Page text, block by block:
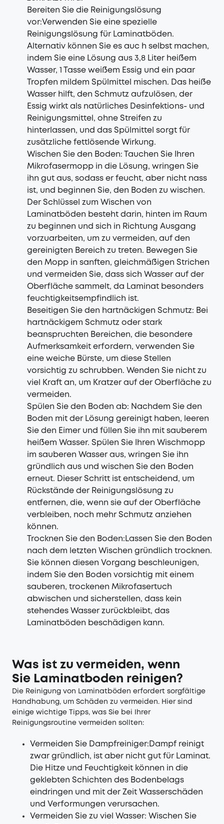
Bereiten Sie die Reinigungslösung
vor:Verwenden Sie eine spezielle
Reinigungslösung für Laminatböden.
Alternativ können Sie es auc h selbst machen,
indem Sie eine Lösung aus 3,8 Liter heißem
Wasser, 1 Tasse weißem Essig und ein paar
Tropfen mildem Spülmittel mischen. Das heiße
Wasser hilft, den Schmutz aufzulösen, der
Essig wirkt als natürliches Desinfektions- und
Reinigungsmittel, ohne Streifen zu
hinterlassen, und das Spülmittel sorgt für
zusätzliche fettlösende Wirkung.
Wischen Sie den Boden: Tauchen Sie Ihren
Mikrofasermopp in die Lösung, wringen Sie
ihn gut aus, sodass er feucht, aber nicht nass
ist, und beginnen Sie, den Boden zu wischen.
Der Schlüssel zum Wischen von
Laminatböden besteht darin, hinten im Raum
zu beginnen und sich in Richtung Ausgang
vorzuarbeiten, um zu vermeiden, auf den
gereinigten Bereich zu treten. Bewegen Sie
den Mopp in sanften, gleichmäßigen Strichen
und vermeiden Sie, dass sich Wasser auf der
Oberfläche sammelt, da Laminat besonders
feuchtigkeitsempfindlich ist.
Beseitigen Sie den hartnäckigen Schmutz: Bei
hartnäckigem Schmutz oder stark
beanspruchten Bereichen, die besondere
Aufmerksamkeit erfordern, verwenden Sie
eine weiche Bürste, um diese Stellen
vorsichtig zu schrubben. Wenden Sie nicht zu
viel Kraft an, um Kratzer auf der Oberfläche zu
vermeiden.
Spülen Sie den Boden ab: Nachdem Sie den
Boden mit der Lösung gereinigt haben, leeren
Sie den Eimer und füllen Sie ihn mit sauberem
heißem Wasser. Spülen Sie Ihren Wischmopp
im sauberen Wasser aus, wringen Sie ihn
gründlich aus und wischen Sie den Boden
erneut. Dieser Schritt ist entscheidend, um
Rückstände der Reinigungslösung zu
entfernen, die, wenn sie auf der Oberfläche
verbleiben, noch mehr Schmutz anziehen
können.
Trocknen Sie den Boden:Lassen Sie den Boden
nach dem letzten Wischen gründlich trocknen.
Sie können diesen Vorgang beschleunigen,
indem Sie den Boden vorsichtig mit einem
sauberen, trockenen Mikrofasertuch
abwischen und sicherstellen, dass kein
stehendes Wasser zurückbleibt, das
Laminatböden beschädigen kann.
Was ist zu vermeiden, wenn
Sie Laminatboden reinigen?
Die Reinigung von Laminatböden erfordert sorgfältige
Handhabung, um Schäden zu vermeiden. Hier sind
einige wichtige Tipps, was Sie bei Ihrer
Reinigungsroutine vermeiden sollten:
Vermeiden Sie Dampfreiniger:Dampf reinigt
zwar gründlich, ist aber nicht gut für Laminat.
Die Hitze und Feuchtigkeit können in die
geklebten Schichten des Bodenbelags
eindringen und mit der Zeit Wasserschäden
und Verformungen verursachen.
Vermeiden Sie zu viel Wasser: Wischen Sie